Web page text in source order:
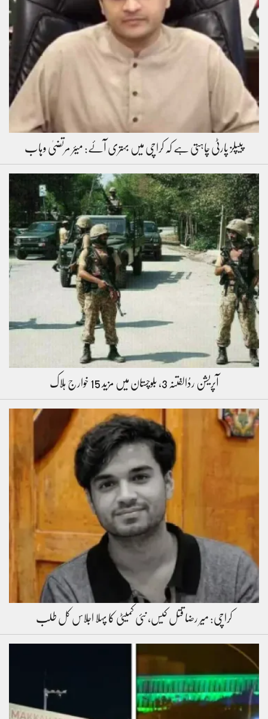
پیپلز پارٹی چاہتی ہے کہ کراچی میں بہتری آئے: میئر مرتضیٰ وہاب
آپریشن ردُالفتنہ 3، بلوچستان میں مزید 15 خوارج ہلاک
کراچی: میر رضا قتل کیس، نئی کمیٹی کا پہلا اجلاس کل طلب